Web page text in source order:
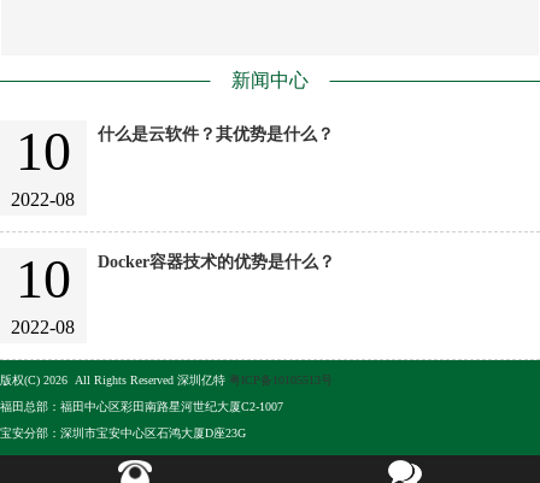
新闻中心
10
2022-08
什么是云软件？其优势是什么？
10
2022-08
Docker容器技术的优势是什么？
版权(C) 2026 All Rights Reserved 深圳亿特 粤ICP备10105513号
福田总部：福田中心区彩田南路星河世纪大厦C2-1007
宝安分部：深圳市宝安中心区石鸿大厦D座23G